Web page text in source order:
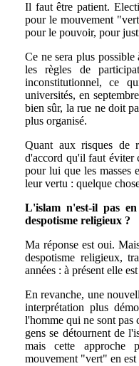
Il faut être patient.
pour le mouvement
pour le pouvoir, pour
Ce ne sera plus
les règles de
inconstitutionnel, ce
universités, en
bien sûr, la rue ne doit
plus organisé.
Quant aux risques de
d'accord qu'il faut éviter
pour lui que les masses
leur vertu : quelque
L'islam n'est-il pas
despotisme religieux ?
Ma réponse est oui.
despotisme religieux,
années : à présent elle
En revanche, une
interprétation plus
l'homme qui ne sont pas
gens se détournent de
mais cette approche
mouvement "vert" en